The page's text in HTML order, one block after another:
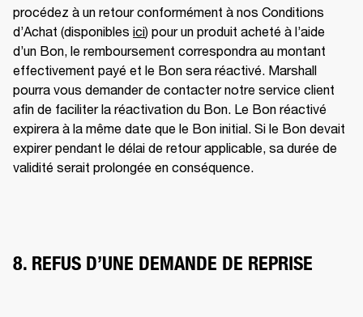
procédez à un retour conformément à nos Conditions
d’Achat (disponibles ici) pour un produit acheté à l’aide
d’un Bon, le remboursement correspondra au montant
effectivement payé et le Bon sera réactivé. Marshall
pourra vous demander de contacter notre service client
afin de faciliter la réactivation du Bon. Le Bon réactivé
expirera à la même date que le Bon initial. Si le Bon devait
expirer pendant le délai de retour applicable, sa durée de
validité serait prolongée en conséquence.
8. REFUS D’UNE DEMANDE DE REPRISE